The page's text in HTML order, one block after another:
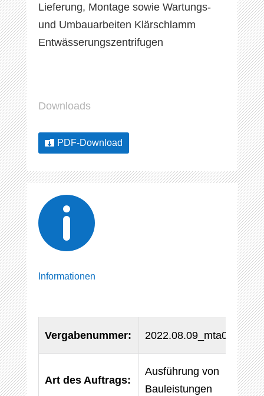
Lieferung, Montage sowie Wartungs-
und Umbauarbeiten Klärschlamm
Entwässerungszentrifugen
Downloads
PDF-Download

Informationen
Vergabenummer: 2022.08.09_mta001
Art des Auftrags:
Ausführung von
Bauleistungen